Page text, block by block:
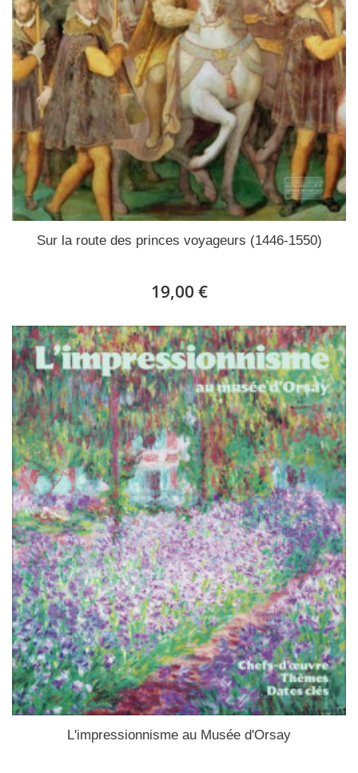
Sur la route des princes voyageurs (1446-1550)
19,00 €
L'impressionnisme au Musée d'Orsay